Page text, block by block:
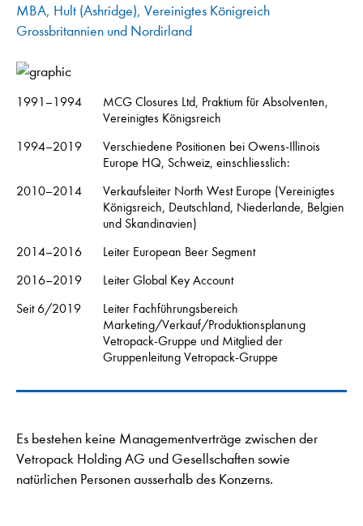
MBA, Hult (Ashridge), Vereinigtes Königreich
Grossbritannien und Nordirland
1991–1994
MCG Closures Ltd, Praktium für Absolventen,
Vereinigtes Königsreich
1994–2019
Verschiedene Positionen bei Owens-Illinois
Europe HQ, Schweiz, einschliesslich:
2010–2014
Verkaufsleiter North West Europe (Vereinigtes
Königsreich, Deutschland, Niederlande, Belgien
und Skandinavien)
2014–2016
Leiter European Beer Segment
2016–2019
Leiter Global Key Account
Seit 6/2019
Leiter Fachführungsbereich
Marketing/Verkauf/Produktionsplanung
Vetropack-Gruppe und Mitglied der
Gruppenleitung Vetropack-Gruppe
Es bestehen keine Managementverträge zwischen der
Vetropack Holding AG und Gesellschaften sowie
natürlichen Personen ausserhalb des Konzerns.